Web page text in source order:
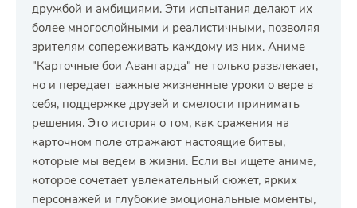
дружбой и амбициями. Эти испытания делают их
более многослойными и реалистичными, позволяя
зрителям сопереживать каждому из них. Аниме
"Карточные бои Авангарда" не только развлекает,
но и передает важные жизненные уроки о вере в
себя, поддержке друзей и смелости принимать
решения. Это история о том, как сражения на
карточном поле отражают настоящие битвы,
которые мы ведем в жизни. Если вы ищете аниме,
которое сочетает увлекательный сюжет, ярких
персонажей и глубокие эмоциональные моменты,